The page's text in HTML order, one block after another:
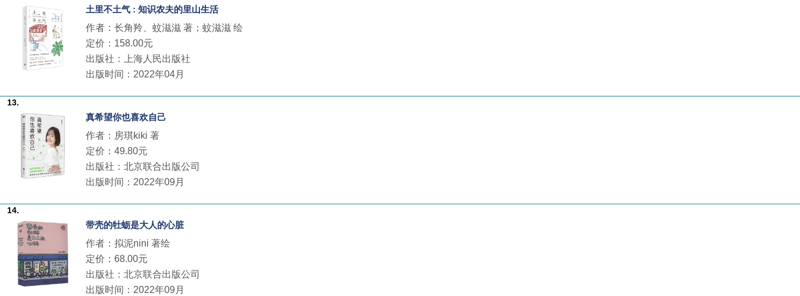
土里不土气 : 知识农夫的里山生活
作者：长角羚、蚊滋滋 著；蚊滋滋 绘
定价：158.00元
出版社：上海人民出版社
出版时间：2022年04月
13.
真希望你也喜欢自己
作者：房琪kiki 著
定价：49.80元
出版社：北京联合出版公司
出版时间：2022年09月
14.
带壳的牡蛎是大人的心脏
作者：拟泥nini 著绘
定价：68.00元
出版社：北京联合出版公司
出版时间：2022年09月